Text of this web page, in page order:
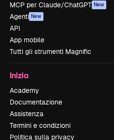
MCP per Claude/ChatGPT New
Agenti New
API
App mobile
Tutti gli strumenti Magnific
Inizia
Academy
Documentazione
Assistenza
Termini e condizioni
Politica sulla privacy